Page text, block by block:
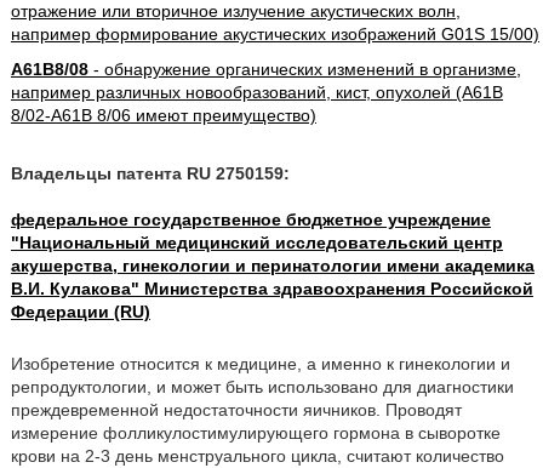
отражение или вторичное излучение акустических волн,
например формирование акустических изображений G01S 15/00)
A61B8/08- обнаружение органических изменений в организме,
например различных новообразований, кист, опухолей (A61B
8/02-A61B 8/06 имеют преимущество)
Владельцы патента RU 2750159:
федеральное государственное бюджетное учреждение
"Национальный медицинский исследовательский центр
акушерства, гинекологии и перинатологии имени академика
В.И. Кулакова" Министерства здравоохранения Российской
Федерации (RU)
Изобретение относится к медицине, а именно к гинекологии и
репродуктологии, и может быть использовано для диагностики
преждевременной недостаточности яичников. Проводят
измерение фолликулостимулирующего гормона в сыворотке
крови на 2-3 день менструального цикла, считают количество